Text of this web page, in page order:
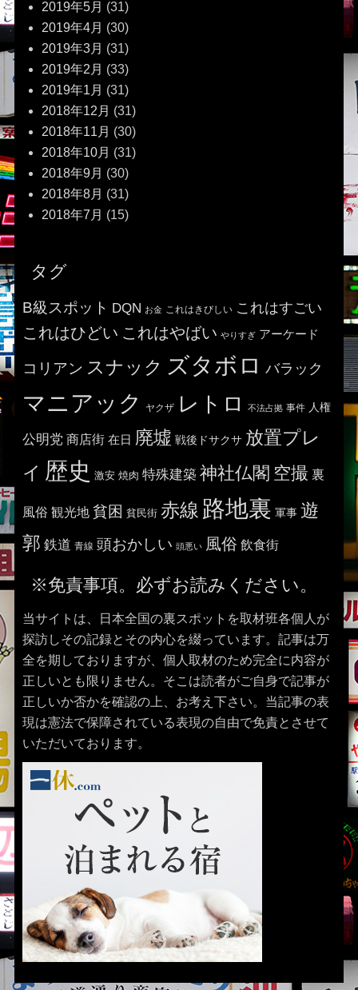
2019年5月 (31)
2019年4月 (30)
2019年3月 (31)
2019年2月 (33)
2019年1月 (31)
2018年12月 (31)
2018年11月 (30)
2018年10月 (31)
2018年9月 (30)
2018年8月 (31)
2018年7月 (15)
タグ
B級スポット DQN お金 これはきびしい これはすごい
これはひどい これはやばい やりすぎ アーケード
コリアン スナック ズタボロ バラック
マニアック ヤクザ レトロ 不法占拠 事件 人権
公明党 商店街 在日 廃墟 戦後ドサクサ 放置プレ
イ 歴史 激安 焼肉 特殊建築 神社仏閣 空撮 裏
風俗 観光地 貧困 貧民街 赤線 路地裏 軍事 遊
郭 鉄道 青線 頭おかしい 頭悪い 風俗 飲食街
※免責事項。必ずお読みください。
当サイトは、日本全国の裏スポットを取材班各個人が
探訪しその記録とその内心を綴っています。記事は万
全を期しておりますが、個人取材のため完全に内容が
正しいとも限りません。そこは読者がご自身で記事が
正しいか否かを確認の上、お考え下さい。当記事の表
現は憲法で保障されている表現の自由で免責とさせて
いただいております。